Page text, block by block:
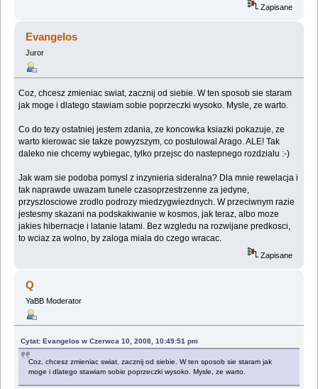
Zapisane
Evangelos
Juror
Coz, chcesz zmieniac swiat, zacznij od siebie. W ten sposob sie staram
jak moge i dlatego stawiam sobie poprzeczki wysoko. Mysle, ze warto.
Co do tezy ostatniej jestem zdania, ze koncowka ksiazki pokazuje, ze
warto kierowac sie takze powyzszym, co postulowal Arago. ALE! Tak
daleko nie chcemy wybiegac, tylko przejsc do nastepnego rozdzialu :-)
Jak wam sie podoba pomysl z inzynieria sideralna? Dla mnie rewelacja i
tak naprawde uwazam tunele czasoprzestrzenne za jedyne,
przyszlosciowe zrodlo podrozy miedzygwiezdnych. W przeciwnym razie
jestesmy skazani na podskakiwanie w kosmos, jak teraz, albo moze
jakies hibernacje i latanie latami. Bez wzgledu na rozwijane predkosci,
to wciaz za wolno, by zaloga miala do czego wracac.
Zapisane
Q
YaBB Moderator
Cytat: Evangelos w Czerwca 10, 2008, 10:49:51 pm
Coz, chcesz zmieniac swiat, zacznij od siebie. W ten sposob sie staram jak
moge i dlatego stawiam sobie poprzeczki wysoko. Mysle, ze warto.